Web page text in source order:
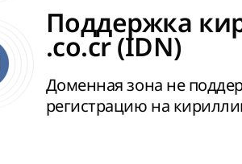
Поддержка
.co.cr (IDN)
Доменная зона не
регистрацию на